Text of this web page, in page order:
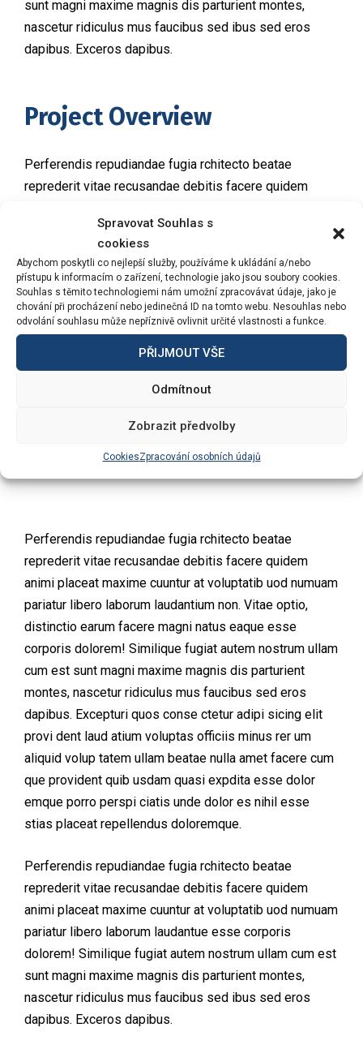
Spravovat Souhlas s
cookiess
Abychom poskytli co nejlepší služby, používáme k ukládání a/nebo
přístupu k informacím o zařízení, technologie jako jsou soubory cookies.
Souhlas s těmito technologiemi nám umožní zpracovávat údaje, jako je
chování při procházení nebo jedinečná ID na tomto webu. Nesouhlas nebo
odvolání souhlasu může nepříznivě ovlivnit určité vlastnosti a funkce.
PŘIJMOUT VŠE
Odmítnout
Zobrazit předvolby
CookiesZpracování osobních údajů
sunt magni maxime magnis dis parturient montes,
nascetur ridiculus mus faucibus sed ibus sed eros
dapibus. Exceros dapibus.
Project Overview
Perferendis repudiandae fugia rchitecto beatae
reprederit vitae recusandae debitis facere quidem
pariatur libero laborum laudantue esse corporis
dolorem! Similique fugiat autem nostrum ullam cum est
sunt magni maxime magnis dis parturient montes,
nascetur ridiculus mus faucibus sed ibus sed eros
dapibus. Exceros dapibus.
Perferendis repudiandae fugia rchitecto beatae
reprederit vitae recusandae debitis facere quidem
animi placeat maxime cuuntur at voluptatib uod numuam
pariatur libero laborum laudantium non. Vitae optio,
distinctio earum facere magni natus eaque esse
corporis dolorem! Similique fugiat autem nostrum ullam
cum est sunt magni maxime magnis dis parturient
montes, nascetur ridiculus mus faucibus sed eros
dapibus. Excepturi quos conse ctetur adipi sicing elit
provi dent laud atium voluptas officiis minus rer um
aliquid volup tatem ullam beatae nulla amet facere cum
que provident quib usdam quasi expdita esse dolor
emque porro perspi ciatis unde dolor es nihil esse
stias placeat repellendus doloremque.
Perferendis repudiandae fugia rchitecto beatae
reprederit vitae recusandae debitis facere quidem
animi placeat maxime cuuntur at voluptatib uod numuam
pariatur libero laborum laudantue esse corporis
dolorem! Similique fugiat autem nostrum ullam cum est
sunt magni maxime magnis dis parturient montes,
nascetur ridiculus mus faucibus sed ibus sed eros
dapibus. Exceros dapibus.